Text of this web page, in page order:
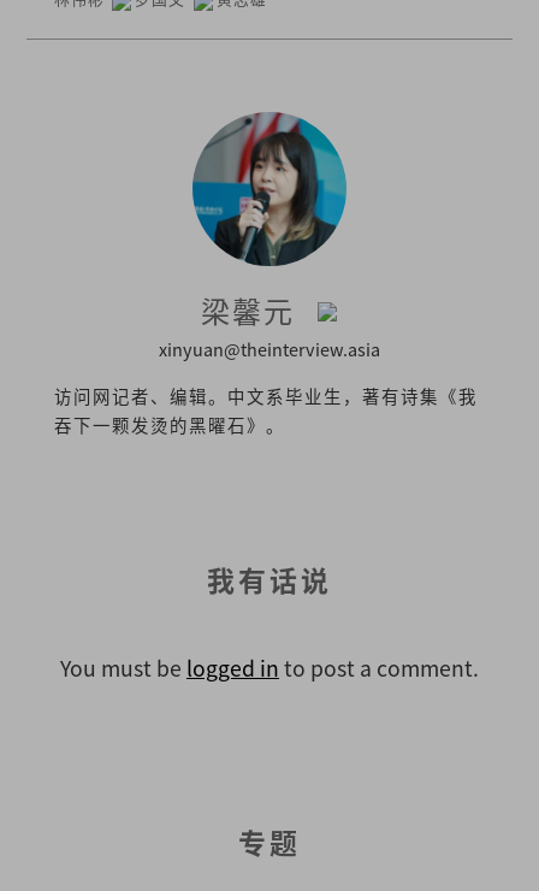
梁馨元
xinyuan@theinterview.asia
访问网记者、编辑。中文系毕业生，著有诗集《我
吞下一颗发烫的黑曜石》。
我有话说
You must be logged in to post a comment.
专题